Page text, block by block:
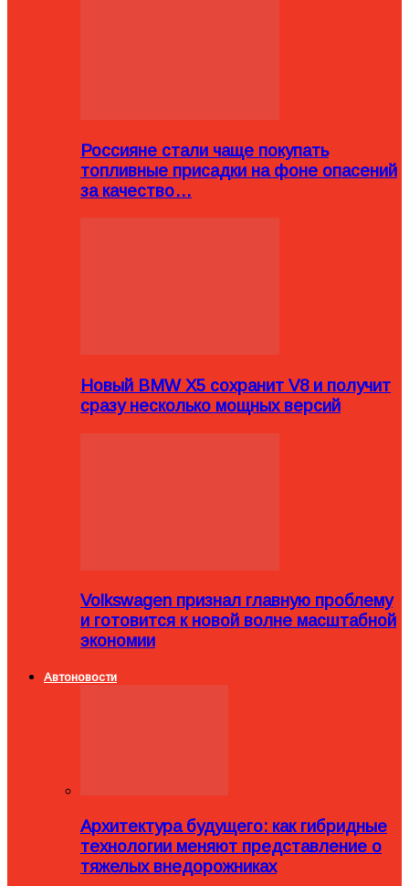
Россияне стали чаще покупать
топливные присадки на фоне опасений
за качество…
Новый BMW X5 сохранит V8 и получит
сразу несколько мощных версий
Volkswagen признал главную проблему
и готовится к новой волне масштабной
экономии
Автоновости
Архитектура будущего: как гибридные
технологии меняют представление о
тяжелых внедорожниках